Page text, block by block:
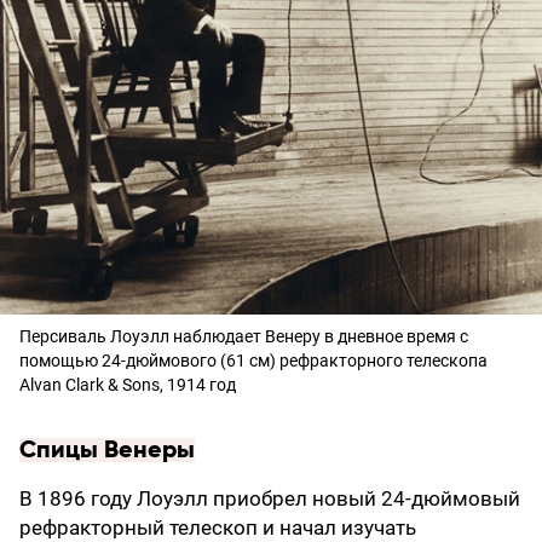
Персиваль Лоуэлл наблюдает Венеру в дневное время с
помощью 24-дюймового (61 см) рефракторного телескопа
Alvan Clark & ​​Sons, 1914 год
Спицы Венеры
В 1896 году Лоуэлл приобрел новый 24-дюймовый
рефракторный телескоп и начал изучать